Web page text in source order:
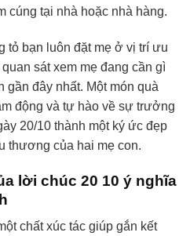
cúng tại nhà hoặc nhà hàng.
tỏ bạn luôn đặt mẹ ở vị trí ưu
sát xem mẹ đang cần gì
gần đây nhất. Một món quà
động và tự hào về sự trưởng
20/10 thành một ký ức đẹp
thương của hai mẹ con.
lời chúc 20 10 ý nghĩa
chất xúc tác giúp gắn kết